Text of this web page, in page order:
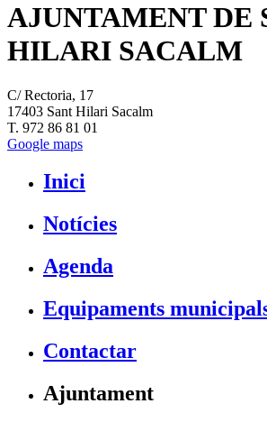
AJUNTAMENT DE
HILARI SACALM
C/ Rectoria, 17
17403 Sant Hilari Sacalm
T. 972 86 81 01
Google maps
Inici
Notícies
Agenda
Equipaments
Contactar
Ajuntament